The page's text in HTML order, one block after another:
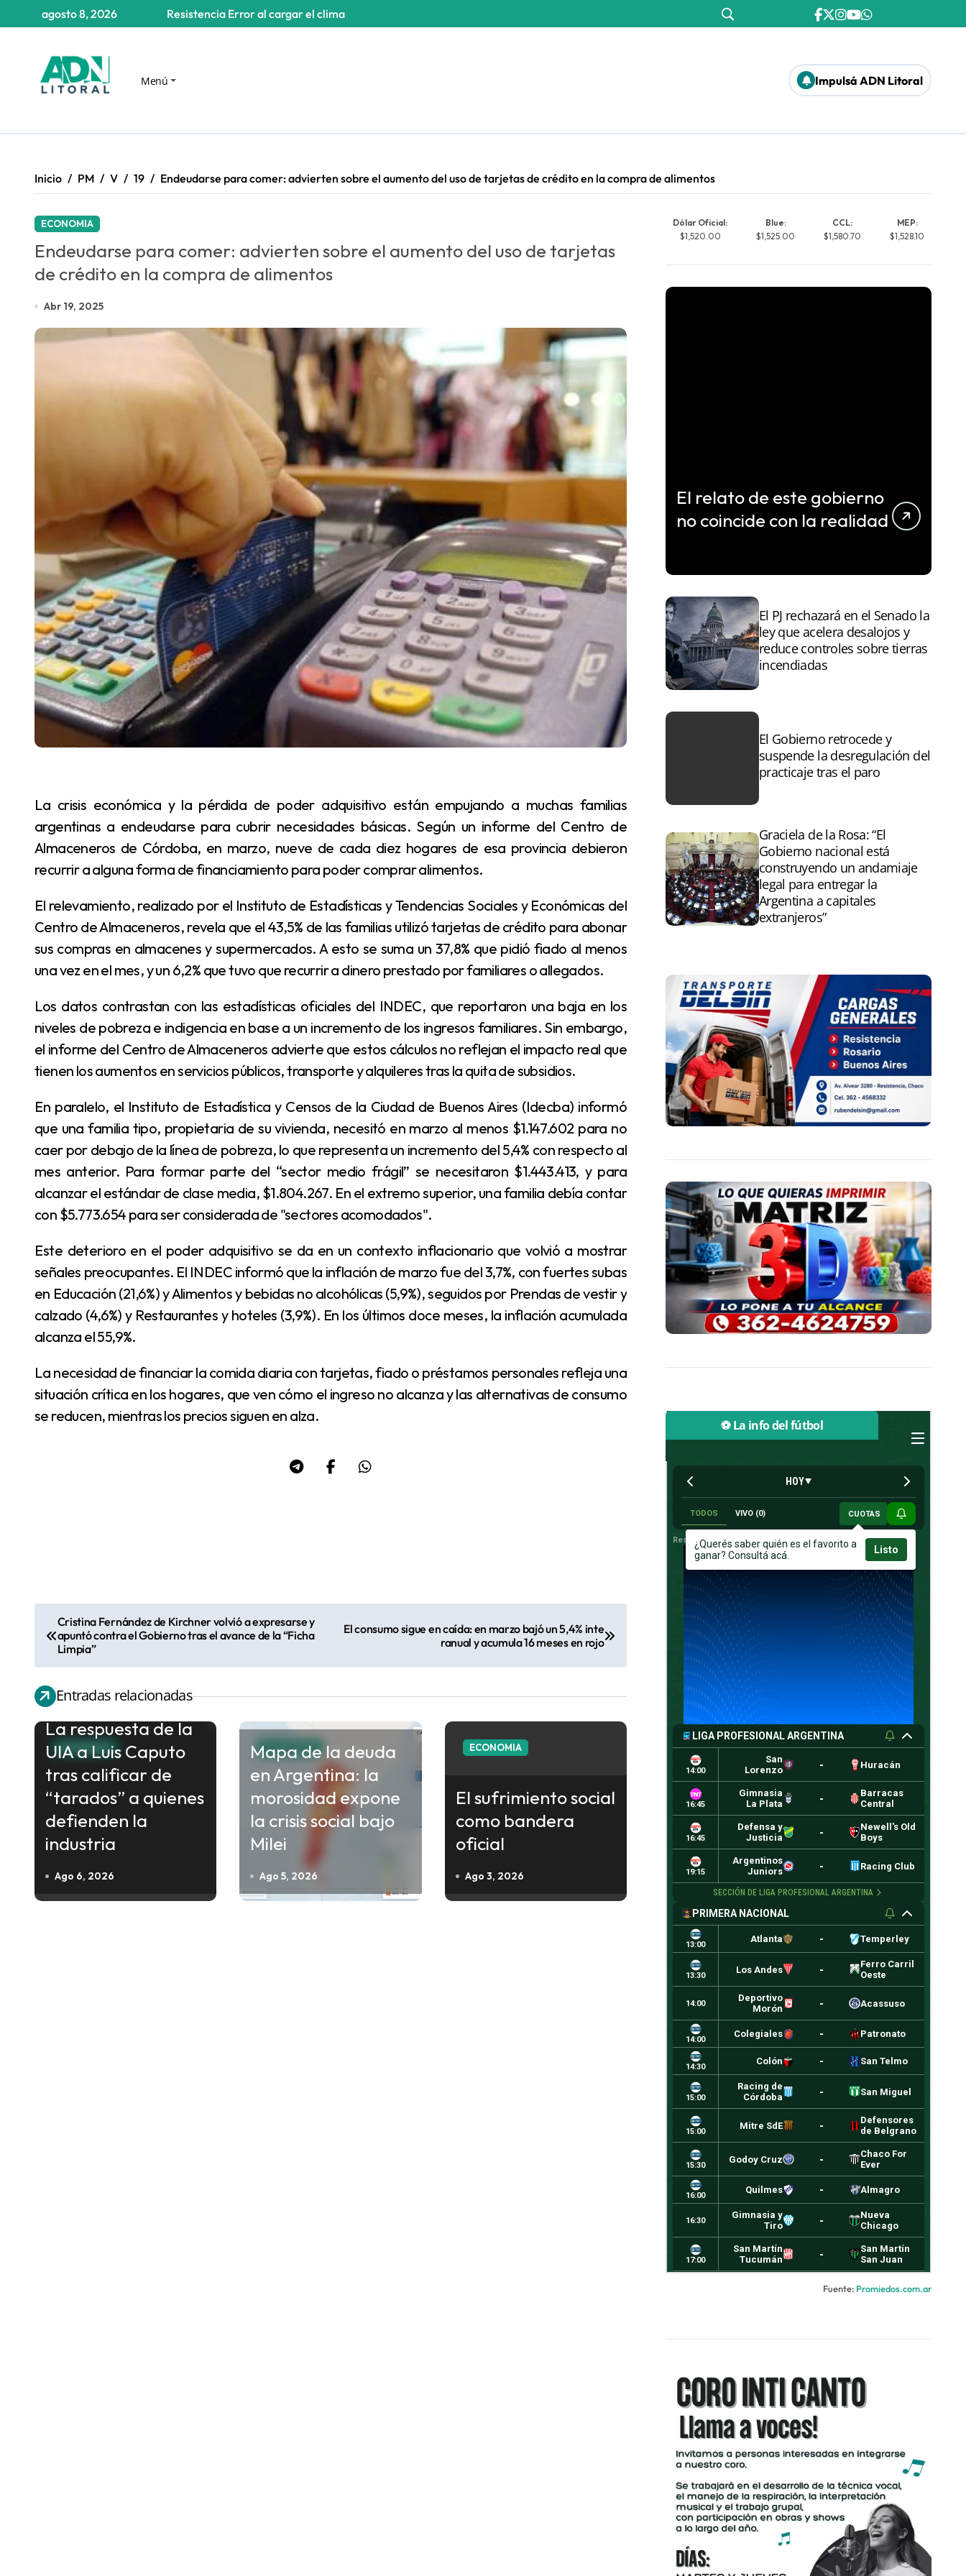
Resistencia Error al cargar el clima
agosto 8, 2026
Menú Impulsá ADN Litoral
Inicio PM V 19 Endeudarse para comer: advierten sobre el aumento del uso de tarjetas de crédito en la compra de alimentos
ECONOMIA
Endeudarse para comer: advierten sobre el aumento del uso de tarjetas
de crédito en la compra de alimentos
Abr 19, 2025
La crisis económica y la pérdida de poder adquisitivo están empujando a muchas familias
argentinas a endeudarse para cubrir necesidades básicas. Según un informe del Centro de
Almaceneros de Córdoba, en marzo, nueve de cada diez hogares de esa provincia debieron
recurrir a alguna forma de financiamiento para poder comprar alimentos.
El relevamiento, realizado por el Instituto de Estadísticas y Tendencias Sociales y Económicas del
Centro de Almaceneros, revela que el 43,5% de las familias utilizó tarjetas de crédito para abonar
sus compras en almacenes y supermercados. A esto se suma un 37,8% que pidió fiado al menos
una vez en el mes, y un 6,2% que tuvo que recurrir a dinero prestado por familiares o allegados.
Los datos contrastan con las estadísticas oficiales del INDEC, que reportaron una baja en los
niveles de pobreza e indigencia en base a un incremento de los ingresos familiares. Sin embargo,
el informe del Centro de Almaceneros advierte que estos cálculos no reflejan el impacto real que
tienen los aumentos en servicios públicos, transporte y alquileres tras la quita de subsidios.
En paralelo, el Instituto de Estadística y Censos de la Ciudad de Buenos Aires (Idecba) informó
que una familia tipo, propietaria de su vivienda, necesitó en marzo al menos $1.147.602 para no
caer por debajo de la línea de pobreza, lo que representa un incremento del 5,4% con respecto al
mes anterior. Para formar parte del “sector medio frágil” se necesitaron $1.443.413, y para
alcanzar el estándar de clase media, $1.804.267. En el extremo superior, una familia debía contar
con $5.773.654 para ser considerada de "sectores acomodados".
Este deterioro en el poder adquisitivo se da en un contexto inflacionario que volvió a mostrar
señales preocupantes. El INDEC informó que la inflación de marzo fue del 3,7%, con fuertes subas
en Educación (21,6%) y Alimentos y bebidas no alcohólicas (5,9%), seguidos por Prendas de vestir y
calzado (4,6%) y Restaurantes y hoteles (3,9%). En los últimos doce meses, la inflación acumulada
alcanza el 55,9%.
La necesidad de financiar la comida diaria con tarjetas, fiado o préstamos personales refleja una
situación crítica en los hogares, que ven cómo el ingreso no alcanza y las alternativas de consumo
se reducen, mientras los precios siguen en alza.
v
e
Cristina Fernández de Kirchner volvió a expresarse y
apuntó contra el Gobierno tras el avance de la “Ficha
Limpia”
El consumo sigue en caída: en marzo bajó un 5,4% inte
ranual y acumula 16 meses en rojo
Entradas relacionadas
ECONOMIA
La respuesta de la
UIA a Luis Caputo
tras calificar de
“tarados” a quienes
defienden la
industria
Ago 6, 2026
ECONOMIA
Mapa de la deuda
en Argentina: la
morosidad expone
la crisis social bajo
Milei
Ago 5, 2026
ECONOMIA
El sufrimiento social
como bandera
oficial
Ago 3, 2026
Dólar Oficial:
$1,520.00
Blue:
$1,525.00
CCL:
$1,580.70
MEP:
$1,528.10
El relato de este gobierno
no coincide con la realidad
El PJ rechazará en el Senado la
ley que acelera desalojos y
reduce controles sobre tierras
incendiadas
El Gobierno retrocede y
suspende la desregulación del
practicaje tras el paro
Graciela de la Rosa: “El
Gobierno nacional está
construyendo un andamiaje
legal para entregar la
Argentina a capitales
extranjeros”
⚽ La info del fútbol
Fuente: Promiedos.com.ar